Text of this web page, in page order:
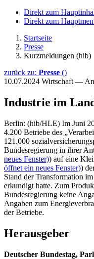
Direkt zum
Direkt zum
Startseite
Presse
Kurzmeldungen (hib)
zurück zu: Presse ()
10.07.2024 Wirtschaft —
Industrie im
Berlin: (hib/HLE) Im Juni
4.200 Betriebe des
121.000
Bundesregierung in ihrer
neues Fenster)) auf eine
öffnet ein neues Fenster))
Stand der Transformation
erkundigt hatte. Zum
Bundesregierung keine
Angaben zum
der Betriebe.
Herausgeber
Deutscher Bundestag,